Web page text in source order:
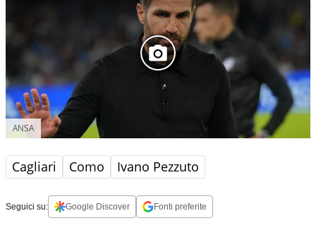
ANSA
Cagliari Como Ivano Pezzuto
Seguici su: Google Discover Fonti preferite